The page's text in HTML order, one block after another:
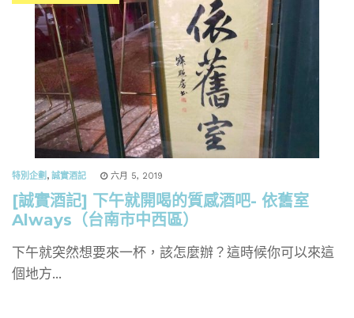
特別企劃 , 誠實酒記 六月 5, 2019
[誠實酒記] 下午就開喝的質感酒吧- 依舊室
Always（台南市中西區）
下午就突然想要來一杯，該怎麼辦？這時候你可以來這
個地方...